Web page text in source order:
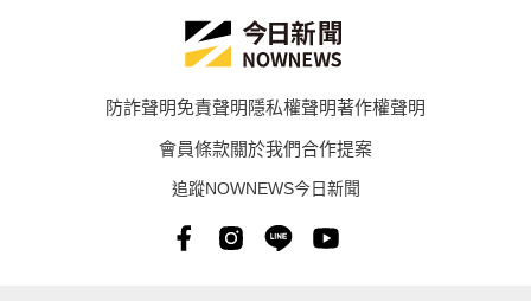
防詐聲明免責聲明隱私權聲明著作權聲明
會員條款關於我們合作提案
追蹤NOWNEWS今日新聞